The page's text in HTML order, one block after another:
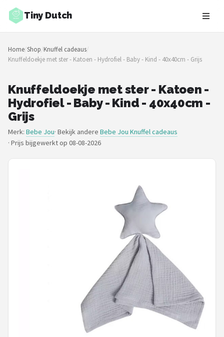
Tiny Dutch
Zoeken
NAVIGATIE
Merken
Blog
Speelgoed
Chouette-Chouette
Home/Shop/Knuffel cadeaus/
Knuffeldoekje met ster - Katoen - Hydrofiel - Baby - Kind - 40x40cm - Grijs
Knuffeldoekje met ster - Katoen -
Hydrofiel - Baby - Kind - 40x40cm -
Grijs
Merk: Bebe Jou· Bekijk andere Bebe Jou Knuffel cadeaus
· Prijs bijgewerkt op 08-08-2026